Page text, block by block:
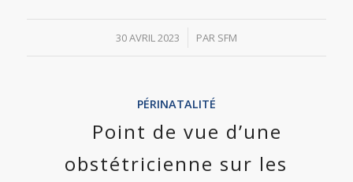
30 AVRIL 2023
/ PAR SFM
PÉRINATALITÉ
Point de vue d’une
obstétricienne sur les